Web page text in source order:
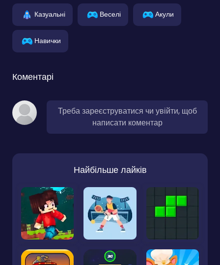
Казуальні Веселі Акули
Навички
Коментарі
Треба зареєструватися чи увійти, щоб
написати коментар
Найбільше лайків